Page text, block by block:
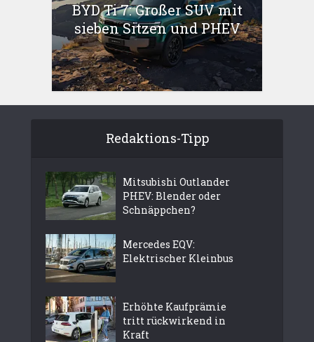
BYD Ti 7: Großer SUV mit
sieben Sitzen und PHEV
Redaktions-Tipp
Mitsubishi Outlander
PHEV: Blender oder
Schnäppchen?
Mercedes EQV:
Elektrischer Kleinbus
Erhöhte Kaufprämie
tritt rückwirkend in
Kraft